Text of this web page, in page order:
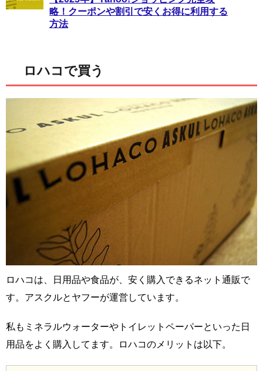
略！クーポンや割引で安くお得に利用する
方法
ロハコで買う
ロハコは、日用品や食品が、安く購入できるネット通販で
す。アスクルとヤフーが運営しています。
私もミネラルウォーターやトイレットペーパーといった日
用品をよく購入してます。ロハコのメリットは以下。